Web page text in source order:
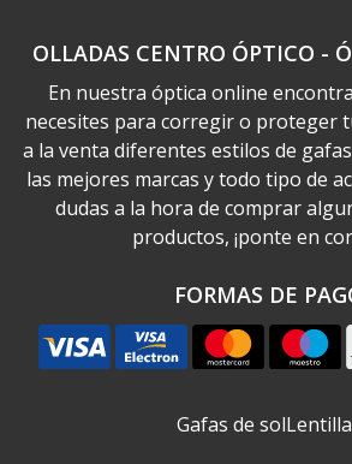
OLLADAS CENTRO ÓPTICO -
En nuestra óptica online
necesites para corregir o proteger
a la venta diferentes estilos de
las mejores marcas y todo tipo de
dudas a la hora de comprar
productos, ¡ponte en
FORMAS DE
Gafas de sol